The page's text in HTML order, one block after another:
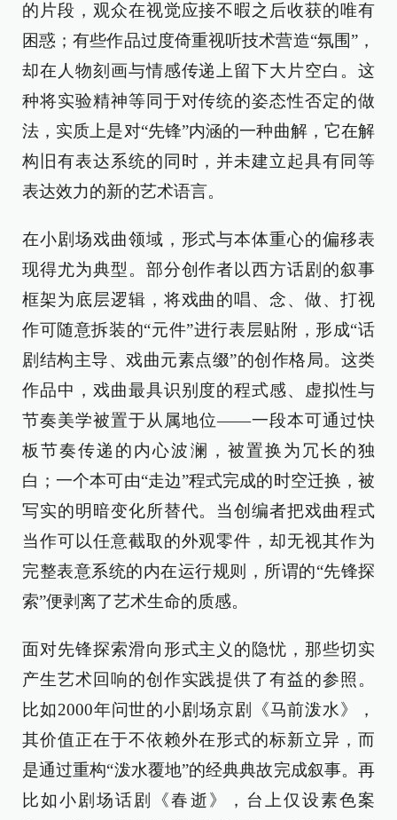
的片段，观众在视觉应接不暇之后收获的唯有
困惑；有些作品过度倚重视听技术营造“氛围”，
却在人物刻画与情感传递上留下大片空白。这
种将实验精神等同于对传统的姿态性否定的做
法，实质上是对“先锋”内涵的一种曲解，它在解
构旧有表达系统的同时，并未建立起具有同等
表达效力的新的艺术语言。
在小剧场戏曲领域，形式与本体重心的偏移表
现得尤为典型。部分创作者以西方话剧的叙事
框架为底层逻辑，将戏曲的唱、念、做、打视
作可随意拆装的“元件”进行表层贴附，形成“话
剧结构主导、戏曲元素点缀”的创作格局。这类
作品中，戏曲最具识别度的程式感、虚拟性与
节奏美学被置于从属地位——一段本可通过快
板节奏传递的内心波澜，被置换为冗长的独
白；一个本可由“走边”程式完成的时空迁换，被
写实的明暗变化所替代。当创编者把戏曲程式
当作可以任意截取的外观零件，却无视其作为
完整表意系统的内在运行规则，所谓的“先锋探
索”便剥离了艺术生命的质感。
面对先锋探索滑向形式主义的隐忧，那些切实
产生艺术回响的创作实践提供了有益的参照。
比如2000年问世的小剧场京剧《马前泼水》，
其价值正在于不依赖外在形式的标新立异，而
是通过重构“泼水覆地”的经典典故完成叙事。再
比如小剧场话剧《春逝》，台上仅设素色案